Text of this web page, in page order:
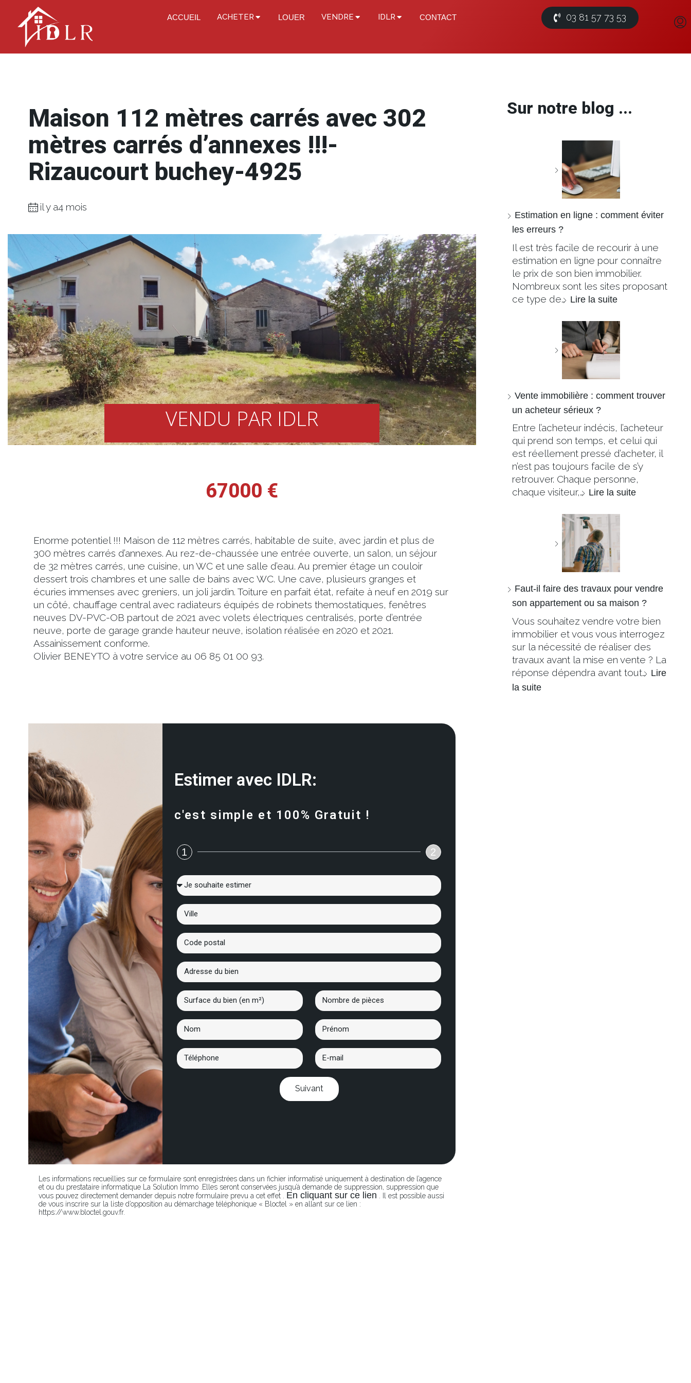
ACCUEIL ACHETER LOUER VENDRE IDLR CONTACT 03 81 57 73 53
Maison 112 mètres carrés avec 302
mètres carrés d’annexes !!!-
Rizaucourt buchey-4925
il y a4 mois
VENDU PAR IDLR
67000 €
Enorme potentiel !!! Maison de 112 mètres carrés, habitable de suite, avec jardin et plus de
300 mètres carrés d’annexes. Au rez-de-chaussée une entrée ouverte, un salon, un séjour
de 32 mètres carrés, une cuisine, un WC et une salle d’eau. Au premier étage un couloir
dessert trois chambres et une salle de bains avec WC. Une cave, plusieurs granges et
écuries immenses avec greniers, un joli jardin. Toiture en parfait état, refaite à neuf en 2019 sur
un côté, chauffage central avec radiateurs équipés de robinets themostatiques, fenêtres
neuves DV-PVC-OB partout de 2021 avec volets électriques centralisés, porte d’entrée
neuve, porte de garage grande hauteur neuve, isolation réalisée en 2020 et 2021.
Assainissement conforme.
Olivier BENEYTO à votre service au 06 85 01 00 93.
Estimer avec IDLR:
c'est simple et 100% Gratuit !
1 2
Suivant
Les informations recueillies sur ce formulaire sont enregistrées dans un fichier informatisé uniquement à destination de l’agence
et ou du prestataire informatique La Solution Immo .Elles seront conservées jusqu’à demande de suppression, suppression que
vous pouvez directement demander depuis notre formulaire prevu a cet effet . En cliquant sur ce lien . Il est possible aussi
de vous inscrire sur la liste d’opposition au démarchage téléphonique « Bloctel » en allant sur ce lien :
https://www.bloctel.gouv.fr.
Sur notre blog ...
Estimation en ligne : comment éviter
les erreurs ?
Il est très facile de recourir à une
estimation en ligne pour connaître
le prix de son bien immobilier.
Nombreux sont les sites proposant
ce type de… Lire la suite
Vente immobilière : comment trouver
un acheteur sérieux ?
Entre l’acheteur indécis, l’acheteur
qui prend son temps, et celui qui
est réellement pressé d’acheter, il
n’est pas toujours facile de s’y
retrouver. Chaque personne,
chaque visiteur,… Lire la suite
Faut-il faire des travaux pour vendre
son appartement ou sa maison ?
Vous souhaitez vendre votre bien
immobilier et vous vous interrogez
sur la nécessité de réaliser des
travaux avant la mise en vente ? La
réponse dépendra avant tout… Lire
la suite